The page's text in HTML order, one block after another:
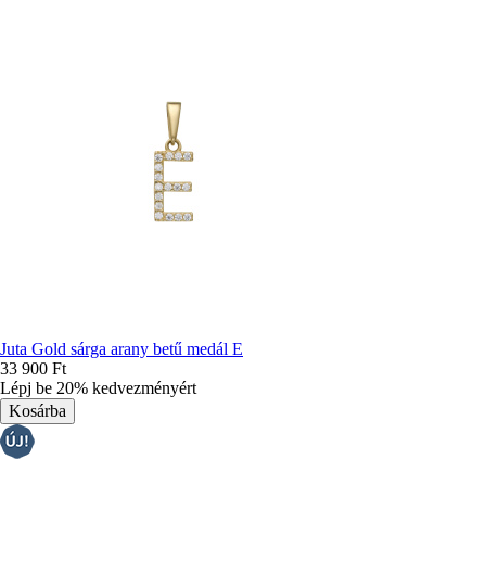
Juta Gold sárga arany betű medál E
33 900 Ft
Lépj be 20% kedvezményért